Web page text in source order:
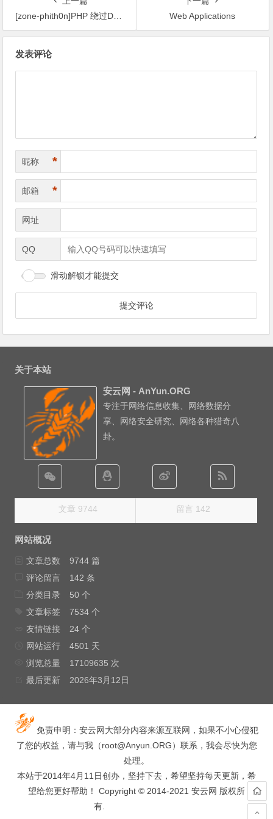
[zone-phith0n]PHP 绕过Disable_functions执行命令
Web Applications
发表评论
昵称 *
邮箱 *
网址
QQ
滑动解锁才能提交
关于本站
安云网 - AnYun.ORG
专注于网络信息收集、网络数据分
享、网络安全研究、网络各种猎奇八
卦。
文章 9744 留言 142
网站概况
文章总数
9744 篇
评论留言
142 条
分类目录
50 个
文章标签
7534 个
友情链接
24 个
网站运行
4501 天
浏览总量
17109635 次
最后更新
2026年3月12日
免责申明：安云网大部分内容来源互联网，如果不小心侵犯
了您的权益，请与我（root@Anyun.ORG）联系，我会尽快为您
处理。
本站于2014年4月11日创办，坚持下去，希望坚持每天更新，希
望给您更好帮助！ Copyright © 2014-2021 安云网 版权所
有.